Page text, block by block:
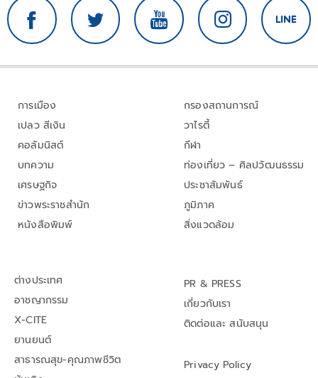
การเมือง
เปลว สีเงิน
คอลัมนิสต์
บทความ
เศรษฐกิจ
ข่าวพระราชสำนัก
หนังสือพิมพ์
กรองสถานการณ์
วาไรตี้
กีฬา
ท่องเที่ยว – ศิลปวัฒนธรรม
ประชาสัมพันธ์
ภูมิภาค
สิ่งแวดล้อม
ต่างประเทศ
อาชญากรรม
X-CITE
ยานยนต์
สาธารณสุข-คุณภาพชีวิต
PR & PRESS
เกี่ยวกับเรา
ติดต่อและ สนับสนุน
Privacy Policy